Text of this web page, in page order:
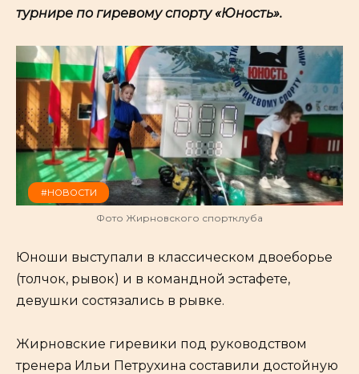
турнире по гиревому спорту «Юность».
#НОВОСТИ
Фото Жирновского спортклуба
Юноши выступали в классическом двоеборье
(толчок, рывок) и в командной эстафете,
девушки состязались в рывке.
Жирновские гиревики под руководством
тренера Ильи Петрухина составили достойную